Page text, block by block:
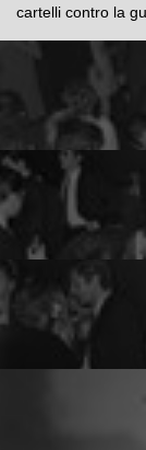
cartelli contro la